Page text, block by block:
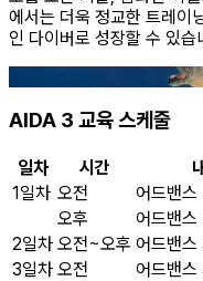
에서는 더욱 정교한 트레이
인 다이버로 성장할 수 있습
AIDA 3 교육 스케줄
일차 시간
1일차 오전
어드밴스
오후
어드밴스
2일차 오전~오후 어드밴스
3일차 오전
어드밴스